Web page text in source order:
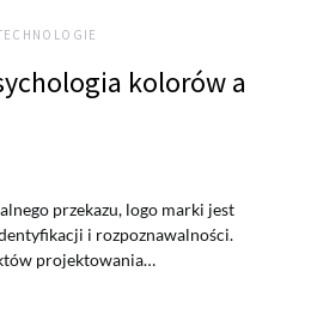
kolorów a
przekazu, logo marki jest
i rozpoznawalności.
projektowania…